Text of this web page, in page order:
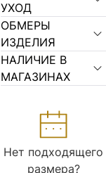
УХОД
ОБМЕРЫ
ИЗДЕЛИЯ
НАЛИЧИЕ В
МАГАЗИНАХ
Нет подходящего
размера?